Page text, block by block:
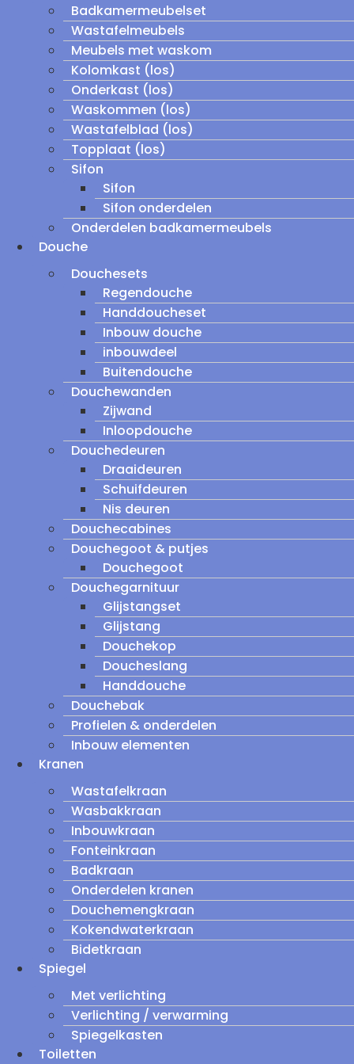
Badkamermeubelset
Wastafelmeubels
Meubels met waskom
Kolomkast (los)
Onderkast (los)
Waskommen (los)
Wastafelblad (los)
Topplaat (los)
Sifon
Sifon
Sifon onderdelen
Onderdelen badkamermeubels
Douche
Douchesets
Regendouche
Handdoucheset
Inbouw douche
inbouwdeel
Buitendouche
Douchewanden
Zijwand
Inloopdouche
Douchedeuren
Draaideuren
Schuifdeuren
Nis deuren
Douchecabines
Douchegoot & putjes
Douchegoot
Douchegarnituur
Glijstangset
Glijstang
Douchekop
Doucheslang
Handdouche
Douchebak
Profielen & onderdelen
Inbouw elementen
Kranen
Wastafelkraan
Wasbakkraan
Inbouwkraan
Fonteinkraan
Badkraan
Onderdelen kranen
Douchemengkraan
Kokendwaterkraan
Bidetkraan
Spiegel
Met verlichting
Verlichting / verwarming
Spiegelkasten
Toiletten